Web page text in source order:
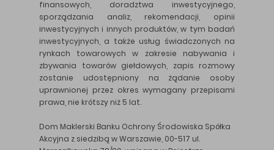
finansowych, doradztwa inwestycyjnego,
sporządzania analiz, rekomendacji, opinii
inwestycyjnych i innych produktów, w tym badań
inwestycyjnych, a także usług świadczonych na
rynkach towarowych w zakresie nabywania i
zbywania towarów giełdowych, zapis rozmowy
zostanie udostępniony na żądanie osoby
uprawnionej przez okres wymagany przepisami
prawa, nie krótszy niż 5 lat.
Dom Maklerski Banku Ochrony Środowiska Spółka
Akcyjna z siedzibą w Warszawie, 00-517 ul.